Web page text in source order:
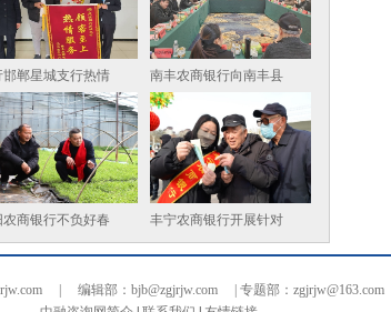
邯郸星城支行热情 南丰农商银行向南丰县
农商银行不负好春 丰宁农商银行开展针对
| 编辑部：bjb@zgjrjw.com | 专题部：zgjrjw@163.com